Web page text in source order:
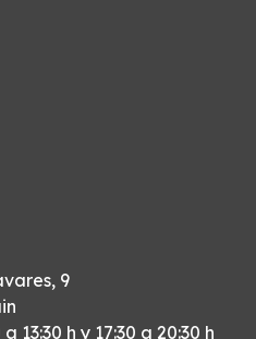
9
13:30 h y 17:30 a 20:30 h